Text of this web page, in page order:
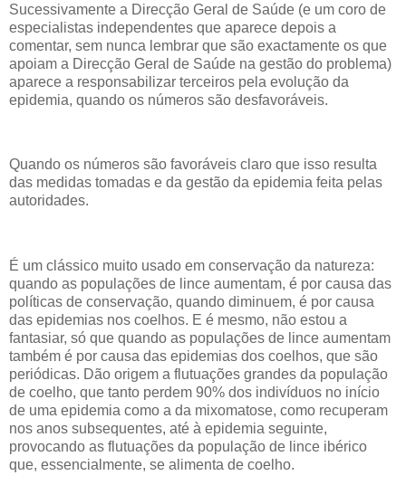
Sucessivamente a Direcção Geral de Saúde (e um coro de
especialistas independentes que aparece depois a
comentar, sem nunca lembrar que são exactamente os que
apoiam a Direcção Geral de Saúde na gestão do problema)
aparece a responsabilizar terceiros pela evolução da
epidemia, quando os números são desfavoráveis.
Quando os números são favoráveis claro que isso resulta
das medidas tomadas e da gestão da epidemia feita pelas
autoridades.
É um clássico muito usado em conservação da natureza:
quando as populações de lince aumentam, é por causa das
políticas de conservação, quando diminuem, é por causa
das epidemias nos coelhos. E é mesmo, não estou a
fantasiar, só que quando as populações de lince aumentam
também é por causa das epidemias dos coelhos, que são
periódicas. Dão origem a flutuações grandes da população
de coelho, que tanto perdem 90% dos indivíduos no início
de uma epidemia como a da mixomatose, como recuperam
nos anos subsequentes, até à epidemia seguinte,
provocando as flutuações da população de lince ibérico
que, essencialmente, se alimenta de coelho.